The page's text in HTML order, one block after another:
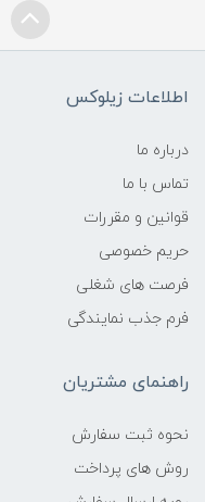
اطلاعات زیلوکس
درباره ما
تماس با ما
قوانین و مقررات
حریم خصوصی
فرصت های شغلی
فرم جذب نمایندگی
راهنمای مشتریان
نحوه ثبت سفارش
روش های پرداخت